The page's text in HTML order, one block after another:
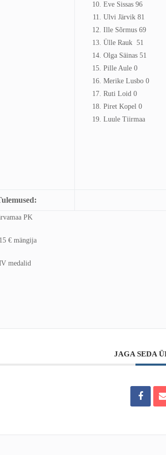
Eve Sissas 96
Ulvi Järvik 81
Ille Sõrmus 69
Ülle Rauk 51
Olga Säinas 51
Pille Aule 0
Merike Lusbo 0
Ruti Loid 0
Piret Kopel 0
Luule Tiirmaa
PK
€ mängija
medalid
JAGA SEDA